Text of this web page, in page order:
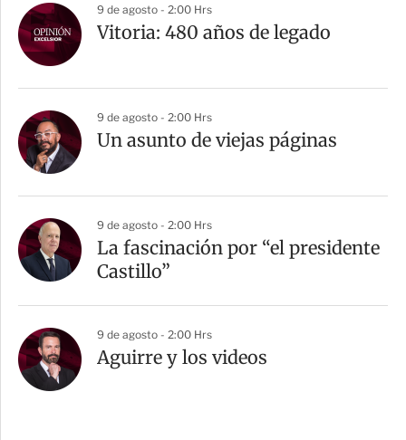
9 de agosto - 2:00 Hrs
Vitoria: 480 años de legado
9 de agosto - 2:00 Hrs
Un asunto de viejas páginas
9 de agosto - 2:00 Hrs
La fascinación por “el presidente
Castillo”
9 de agosto - 2:00 Hrs
Aguirre y los videos